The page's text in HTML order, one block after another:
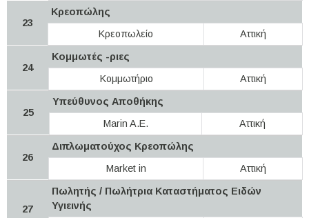
23
Κρεοπώλης
Κρεοπωλείο
Αττική
24
Κομμωτές -ριες
Κομμωτήριο
Αττική
25
Υπεύθυνος Αποθήκης
Marin A.E.
Αττική
26
Διπλωματούχος Κρεοπώλης
Market in
Αττική
27
Πωλητής / Πωλήτρια Καταστήματος Ειδών
Υγιεινής